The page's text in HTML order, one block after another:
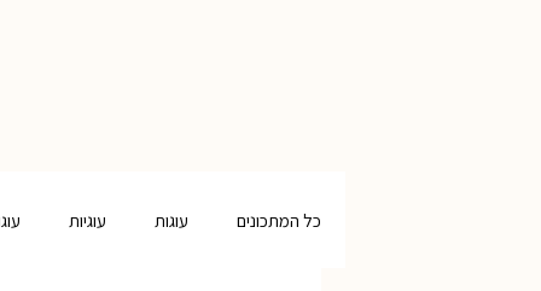
כל המתכונים עוגות עוגיות